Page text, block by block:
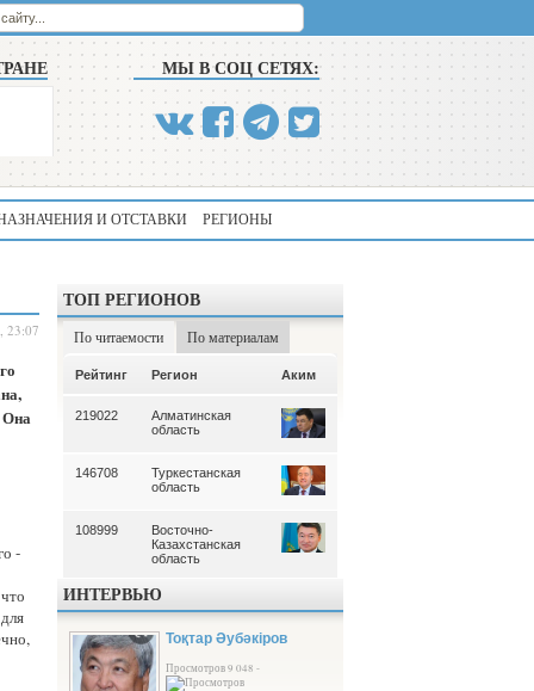
МЫ В СОЦ СЕТЯХ:
И ОТСТАВКИ РЕГИОНЫ
23:07
Она
-
ТОП РЕГИОНОВ
По читаемости По материалам
Аким Рейтинг Регион Аким
219022
Алматинская
область
146708
Туркестанская
область
108999
Восточно-
Казахстанская
область
ИНТЕРВЬЮ
Тоқтар Әубәкіров
Просмотров 9 048 -